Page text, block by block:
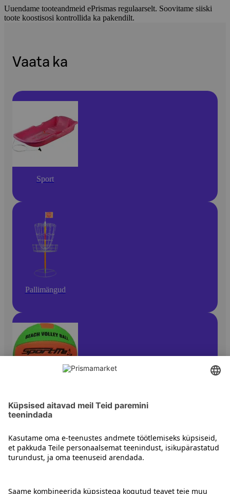
Uuendame tooteandmeid ePrismas regulaarselt. Soovitame siiski
toote koostisosi kontrollida ka pakendilt.
Vaata ka
Sport
Pallimängud
Korvpall ja võrkpall